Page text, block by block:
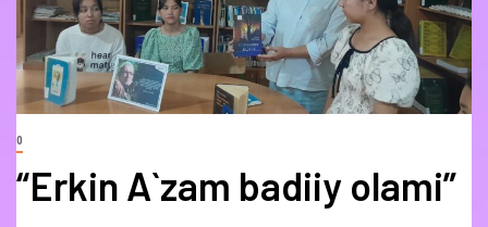
0
“Erkin A`zam badiiy olami”